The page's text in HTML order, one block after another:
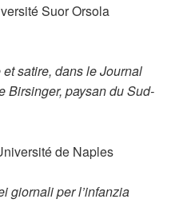
Suor Orsola
satire, dans le Journal
Birsinger, paysan du Sud-
de Naples
giornali per l’infanzia